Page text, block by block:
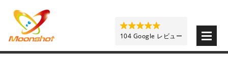
104 Google レビュー